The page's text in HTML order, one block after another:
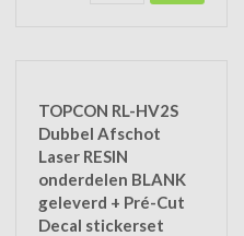
TOPCON RL-HV2S
Dubbel Afschot
Laser RESIN
onderdelen BLANK
geleverd + Pré-Cut
Decal stickerset